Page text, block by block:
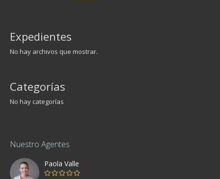
Expedientes
No hay archivos que mostrar.
Categorías
No hay categorías
Nuestro Agentes
Paola Valle